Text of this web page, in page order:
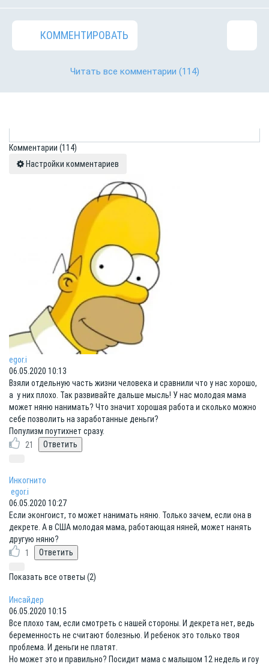
КОММЕНТИРОВАТЬ
Читать все комментарии (114)
Комментарии (114)
Настройки комментариев
egor.i
06.05.2020 10:13
Взяли отдельную часть жизни человека и сравнили что у нас хорошо,
а у них плохо. Так развивайте дальше мысль! У нас молодая мама
может няню нанимать? Что значит хорошая работа и сколько можно
себе позволить на заработанные деньги?
Популизм поутихнет сразу.
21
Инкогнито
egor.i
06.05.2020 10:27
Если эконгоист, то может нанимать няню. Только зачем, если она в
декрете. А в США молодая мама, работающая няней, может нанять
другую няню?
1
Показать все ответы (2)
Инсайдер
06.05.2020 10:15
Все плохо там, если смотреть с нашей стороны. И декрета нет, ведь
беременность не считают болезнью. И ребенок это только твоя
проблема. И деньги не платят.
Но может это и правильно? Посидит мама с малышом 12 недель и гоу